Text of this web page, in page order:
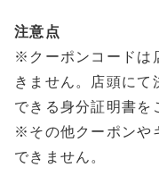
注意点
※クーポンコードは
きません。店頭にて
できる身分証明書を
※その他クーポンや
できません。